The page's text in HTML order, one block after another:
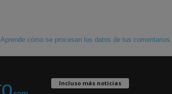
Aprende cómo se procesan los datos de tus comentarios.
Incluso más noticias